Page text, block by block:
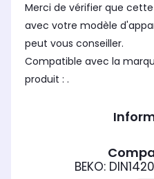
Merci de vérifier que
avec votre modèle
peut vous conseiller.
Compatible avec la marque du
produit : .
BEKO: